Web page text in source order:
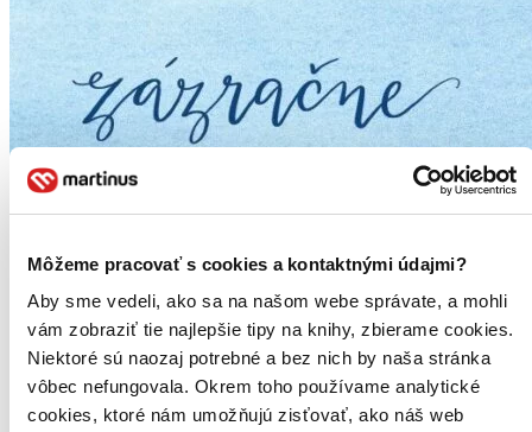
Môžeme pracovať s cookies a kontaktnými údajmi?
Aby sme vedeli, ako sa na našom webe správate, a mohli
vám zobraziť tie najlepšie tipy na knihy, zbierame cookies.
Niektoré sú naozaj potrebné a bez nich by naša stránka
vôbec nefungovala. Okrem toho používame analytické
cookies, ktoré nám umožňujú zisťovať, ako náš web